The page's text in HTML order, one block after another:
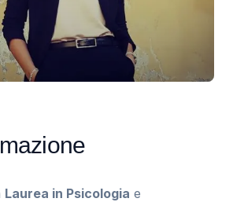
Laurea in Psicologia e